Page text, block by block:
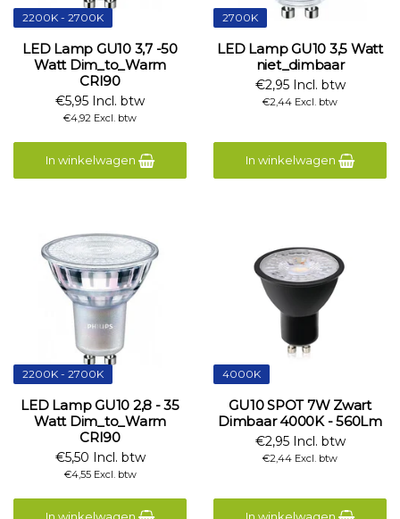
2200K - 2700K
LED Lamp GU10 3,7 -50
Watt Dim_to_Warm
CRI90
€5,95 Incl. btw
€4,92 Excl. btw
In winkelwagen
2700K
LED Lamp GU10 3,5 Watt
niet_dimbaar
€2,95 Incl. btw
€2,44 Excl. btw
In winkelwagen
2200K - 2700K
LED Lamp GU10 2,8 - 35
Watt Dim_to_Warm
CRI90
€5,50 Incl. btw
€4,55 Excl. btw
4000K
GU10 SPOT 7W Zwart
Dimbaar 4000K - 560Lm
€2,95 Incl. btw
€2,44 Excl. btw